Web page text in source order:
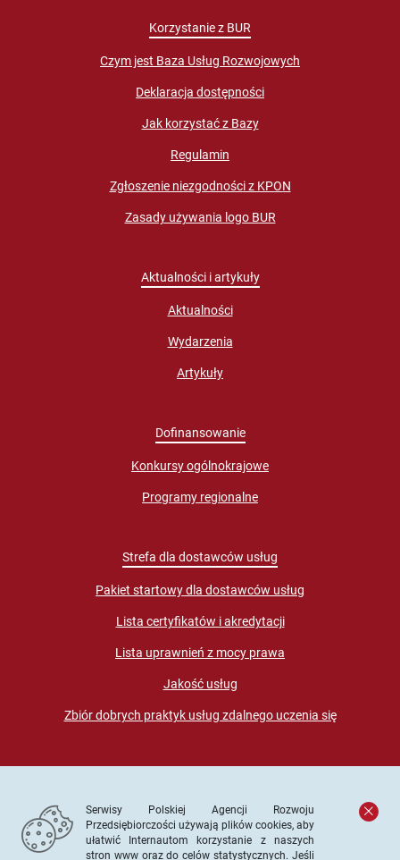
Korzystanie z BUR
Czym jest Baza Usług Rozwojowych
Deklaracja dostępności
Jak korzystać z Bazy
Regulamin
Zgłoszenie niezgodności z KPON
Zasady używania logo BUR
Aktualności i artykuły
Aktualności
Wydarzenia
Artykuły
Dofinansowanie
Konkursy ogólnokrajowe
Programy regionalne
Strefa dla dostawców usług
Pakiet startowy dla dostawców usług
Lista certyfikatów i akredytacji
Lista uprawnień z mocy prawa
Jakość usług
Zbiór dobrych praktyk usług zdalnego uczenia się
Serwisy Polskiej Agencji Rozwoju
Przedsiębiorczości używają plików cookies, aby
ułatwić Internautom korzystanie z naszych
stron www oraz do celów statystycznych. Jeśli